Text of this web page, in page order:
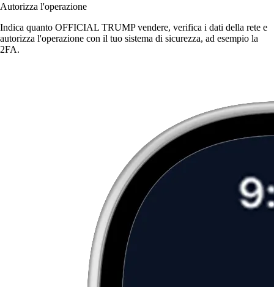
Autorizza l'operazione
Indica quanto OFFICIAL TRUMP vendere, verifica i dati della rete e
autorizza l'operazione con il tuo sistema di sicurezza, ad esempio la
2FA.